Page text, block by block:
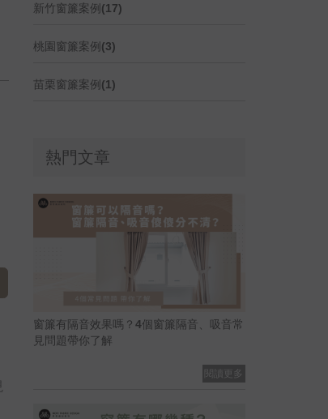
新竹窗簾案例(17)
桃園窗簾案例(3)
苗栗窗簾案例(1)
熱門文章
窗簾有隔音效果嗎？4個窗簾隔音、吸音常
見問題帶你了解
閱讀更多